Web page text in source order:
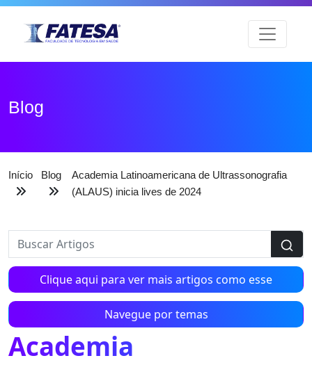
Blog
Início Blog
Academia Latinoamericana de Ultrassonografia
(ALAUS) inicia lives de 2024
Clique aqui para ver mais artigos como esse
Navegue por temas
Academia